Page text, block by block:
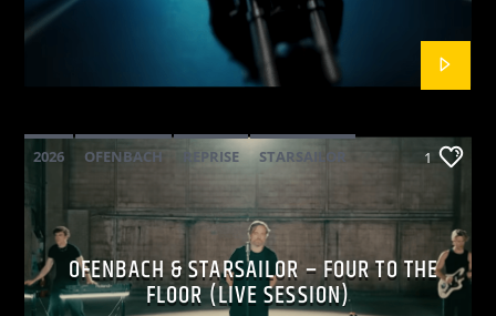
2026 OFENBACH REPRISE STARSAILOR 1
OFENBACH & STARSAILOR – FOUR TO THE
FLOOR (LIVE SESSION)